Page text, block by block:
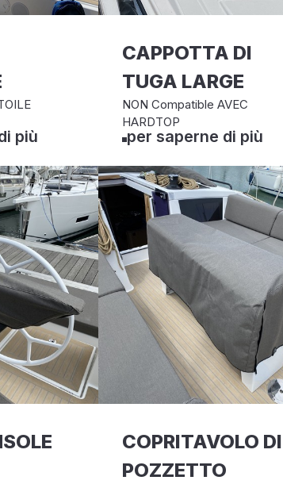
più
CAPPOTTA DI
TUGA LARGE
NON Compatible AVEC
HARDTOP
per saperne di più
COPRITAVOLO DI
POZZETTO